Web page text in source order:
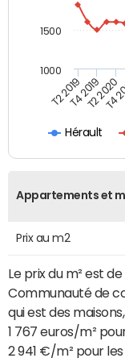
Hérault
T2 2019T4 2019T2 2020
T4
1000
1500
Appartements et
Prix au m2
Le prix du m² est
Communauté de
qui est des
1 767 euros/m²
2 941 €/m² pour